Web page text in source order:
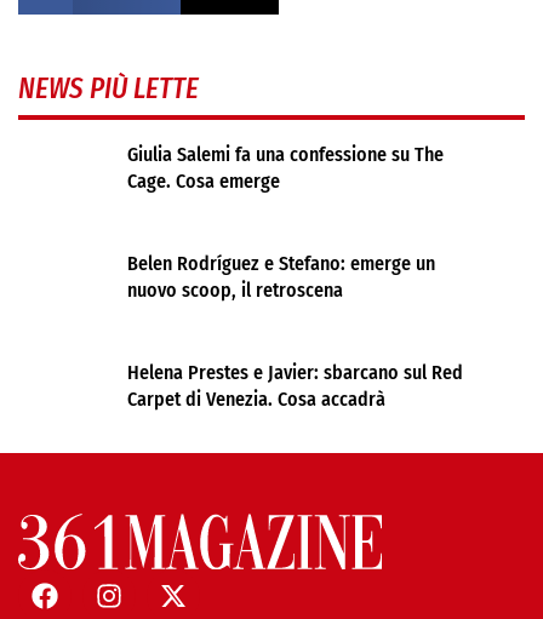
NEWS PIÙ LETTE
Giulia Salemi fa una confessione su The
Cage. Cosa emerge
Belen Rodríguez e Stefano: emerge un
nuovo scoop, il retroscena
Helena Prestes e Javier: sbarcano sul Red
Carpet di Venezia. Cosa accadrà